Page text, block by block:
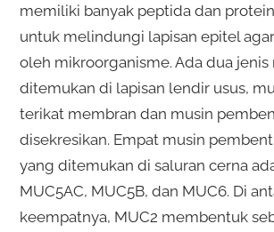
memiliki banyak peptida dan
untuk melindungi lapisan epitel
oleh mikroorganisme. Ada dua jenis
ditemukan di lapisan lendir usus,
terikat membran dan musin
disekresikan. Empat musin
yang ditemukan di saluran cerna
MUC5AC, MUC5B, dan MUC6. Di
keempatnya, MUC2 membentuk